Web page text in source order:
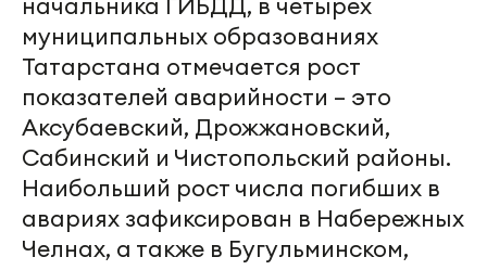
муниципальных образованиях
Татарстана отмечается рост
показателей аварийности – это
Аксубаевский, Дрожжановский,
Сабинский и Чистопольский районы.
Наибольший рост числа погибших в
авариях зафиксирован в Набережных
Челнах, а также в Бугульминском,